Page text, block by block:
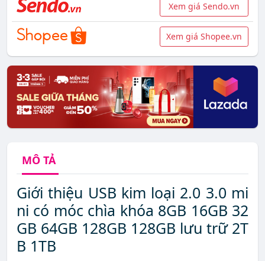
Xem giá Sendo.vn
Xem giá Shopee.vn
MÔ TẢ
Giới thiệu USB kim loại 2.0 3.0 mi
ni có móc chìa khóa 8GB 16GB 32
GB 64GB 128GB 128GB lưu trữ 2T
B 1TB